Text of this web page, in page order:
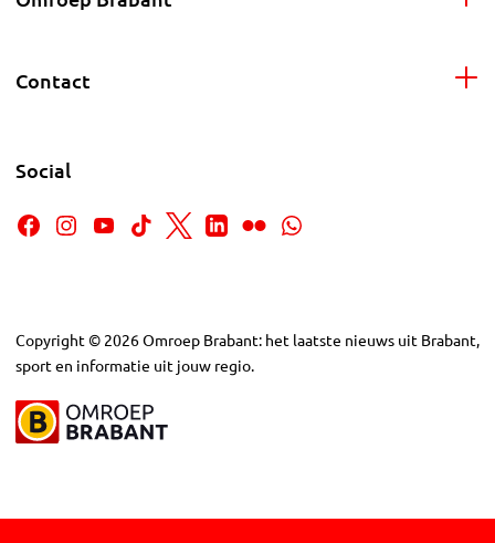
Contact
Social
Copyright © 2026Omroep Brabant: het laatste nieuws uit Brabant,
sport en informatie uit jouw regio.